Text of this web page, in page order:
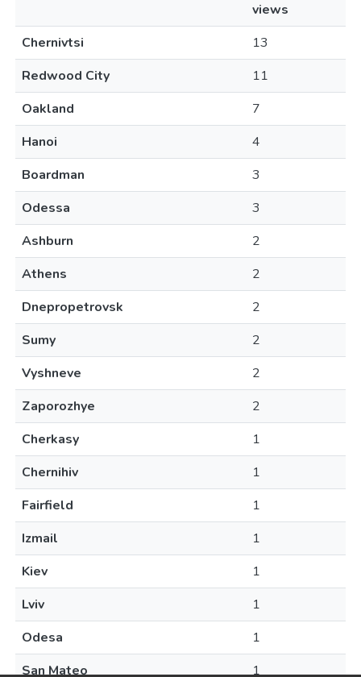
views
Chernivtsi
13
Redwood City
11
Oakland
7
Hanoi
4
Boardman
3
Odessa
3
Ashburn
2
Athens
2
Dnepropetrovsk
2
Sumy
2
Vyshneve
2
Zaporozhye
2
Cherkasy
1
Chernihiv
1
Fairfield
1
Izmail
1
Kiev
1
Lviv
1
Odesa
1
San Mateo
1